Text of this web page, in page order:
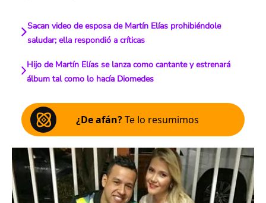
Sacan video de esposa de Martín Elías prohibiéndole
saludar; ella respondió a críticas
Hijo de Martín Elías se lanza como cantante y estrenará
álbum tal como lo hacía Diomedes
¿De afán?Te lo resumimos